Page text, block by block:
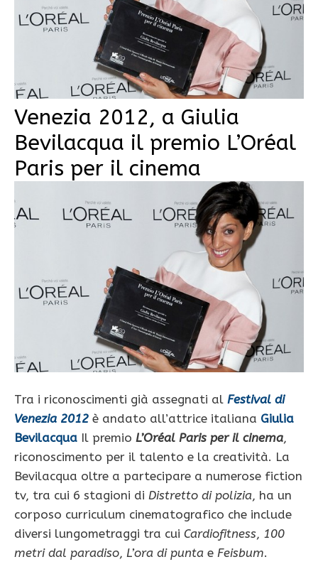
Venezia 2012, a Giulia
Bevilacqua il premio L’Oréal
Paris per il cinema
Tra i riconoscimenti già assegnati al Festival di
Venezia 2012 è andato all’attrice italiana Giulia
Bevilacqua Il premio L’Oréal Paris per il cinema,
riconoscimento per il talento e la creatività. La
Bevilacqua oltre a partecipare a numerose fiction
tv, tra cui 6 stagioni di Distretto di polizia, ha un
corposo curriculum cinematografico che include
diversi lungometraggi tra cui Cardiofitness, 100
metri dal paradiso, L’ora di punta e Feisbum.